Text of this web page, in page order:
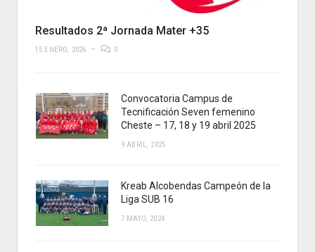
Resultados 2ª Jornada Mater +35
15 ENERO, 2026 0
Convocatoria Campus de
Tecnificación Seven femenino
Cheste – 17, 18 y 19 abril 2025
9 ABRIL, 2025
Kreab Alcobendas Campeón de la
Liga SUB 16
7 MAYO, 2024